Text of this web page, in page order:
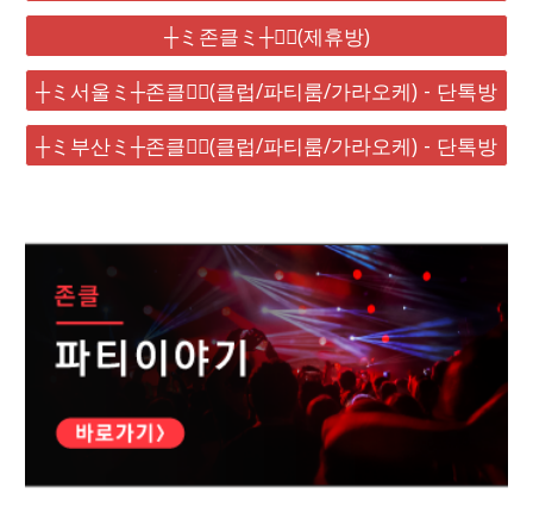
┼ミ존클ミ┼❤️‍🔥(제휴방)
┼ミ서울ミ┼존클❤️‍🔥(클럽/파티룸/가라오케) - 단톡방
┼ミ부산ミ┼존클❤️‍🔥(클럽/파티룸/가라오케) - 단톡방